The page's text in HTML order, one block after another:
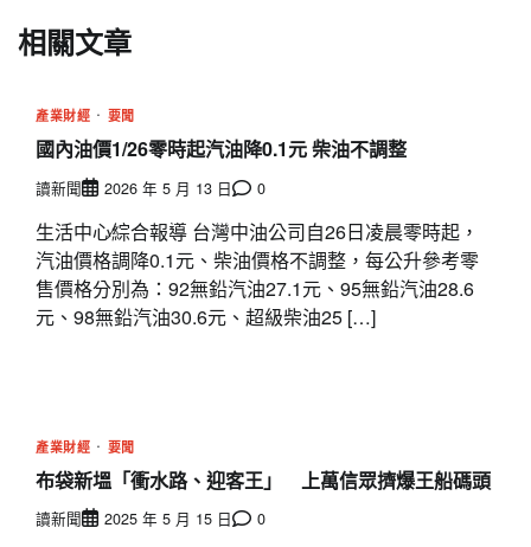
相關文章
產業財經 要聞
國內油價1/26零時起汽油降0.1元 柴油不調整
讀新聞 2026 年 5 月 13 日 0
生活中心∕綜合報導 台灣中油公司自26日凌晨零時起，
汽油價格調降0.1元、柴油價格不調整，每公升參考零
售價格分別為：92無鉛汽油27.1元、95無鉛汽油28.6
元、98無鉛汽油30.6元、超級柴油25 […]
產業財經 要聞
布袋新塭「衝水路、迎客王」 上萬信眾擠爆王船碼頭
讀新聞 2025 年 5 月 15 日 0